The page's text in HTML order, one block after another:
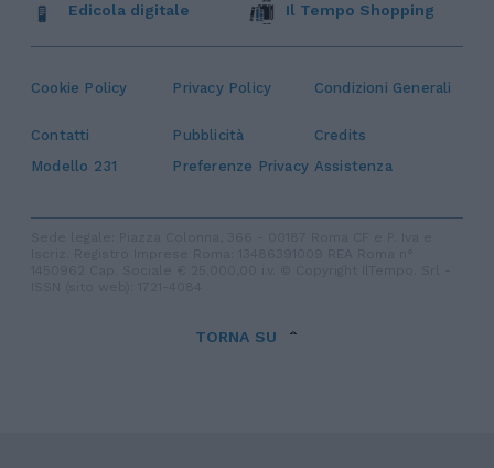
Cookie Policy Privacy Policy Condizioni Generali
Contatti Pubblicità
Credits
Modello 231
Preferenze Privacy Assistenza
Edicola digitale Il Tempo Shopping
TORNA SU